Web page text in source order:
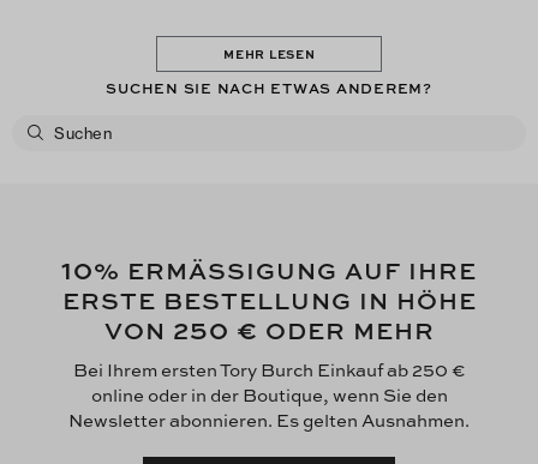
MEHR LESEN
SUCHEN SIE NACH ETWAS ANDEREM?
10% ERMÄSSIGUNG AUF IHRE
ERSTE BESTELLUNG IN HÖHE
VON 250 € ODER MEHR
Bei Ihrem ersten Tory Burch Einkauf ab 250 €
online oder in der Boutique, wenn Sie den
Newsletter abonnieren. Es gelten Ausnahmen.